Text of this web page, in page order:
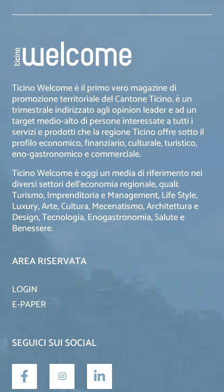
Ticino Welcome è il primo vero magazine di
promozione territoriale del Cantone Ticino, è un
trimestrale indirizzato agli opinion leader e ad un
target medio-alto di persone interessate a tutti i
servizi e prodotti che la regione Ticino offre sotto il
profilo economico, finanziario, culturale, turistico,
eno-gastronomico e commerciale.
Ticino Welcome è oggi un media di riferimento nei
diversi settori dell’economia regionale, quali:
Turismo, Imprenditoria e Management, Life Style,
Luxury, Arte, Cultura, Mecenatismo, Architettura e
Design, Tecnologia, Enogastronomia, Salute e
Benessere.
AREA RISERVATA
LOGIN
E-PAPER
SEGUICI SUI SOCIAL